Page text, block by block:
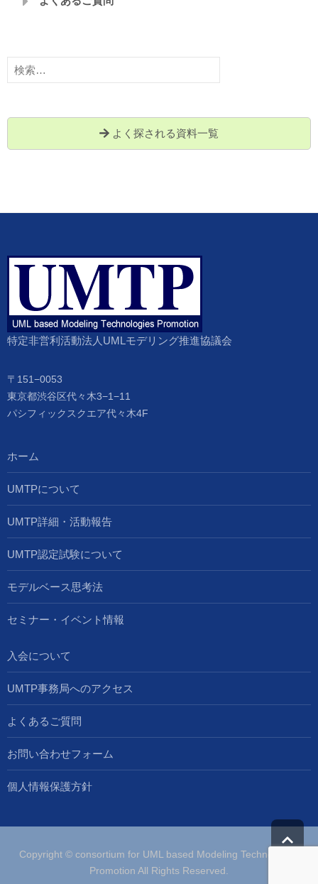
検
索:
よく探される資料一覧
特定非営利活動法人UMLモデリング推進協議会
〒151−0053
東京都渋谷区代々木3−1−11
パシフィックスクエア代々木4F
ホーム
UMTPについて
UMTP詳細・活動報告
UMTP認定試験について
モデルベース思考法
セミナー・イベント情報
入会について
UMTP事務局へのアクセス
よくあるご質問
お問い合わせフォーム
個人情報保護方針
Copyright © consortium for UML based Modeling Technologies
Promotion All Rights Reserved.